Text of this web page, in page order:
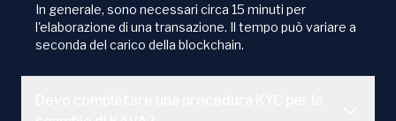
In generale, sono necessari circa 15 minuti per
l'elaborazione di una transazione. Il tempo può variare a
seconda del carico della blockchain.